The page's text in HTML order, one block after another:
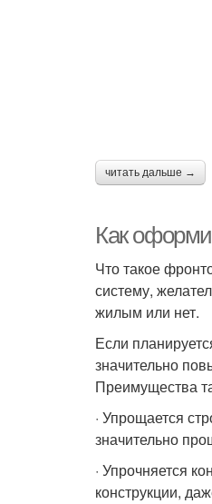
читать дальше →
Как
Что такое
систему,
жилым или нет.
Если
значительно
Преимущества
· Упрощается
значительно
· Упрочняется
конструкции,